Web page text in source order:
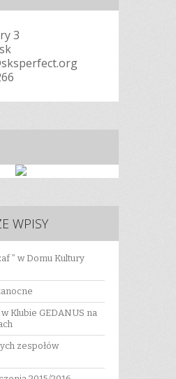
3
WPISY
” w Domu Kultury
Klubie GEDANUS na
zespołów